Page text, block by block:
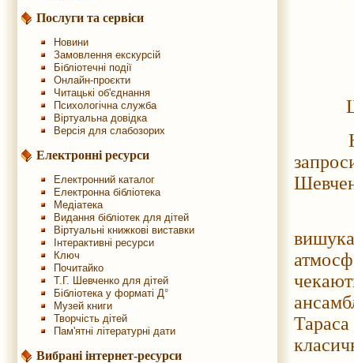
Послуги та сервіси
Новини
Замовлення екскурсій
Бібліотечні події
Онлайн-проєкти
Читацькі об'єднання
Психологічна служба
Віртуальна довідка
Версія для слабозорих
Електронні ресурси
Електронний каталог
Електронна бібліотека
Медіатека
Видання бібліотек для дітей
Віртуальні книжкові виставки
Інтерактивні ресурси
Ключ
Почитайко
Т.Г. Шевченко для дітей
Бібліотека у форматі Д°
Музей книги
Творчість дітей
Пам'ятні літературні дати
Вибрані інтернет-ресурси